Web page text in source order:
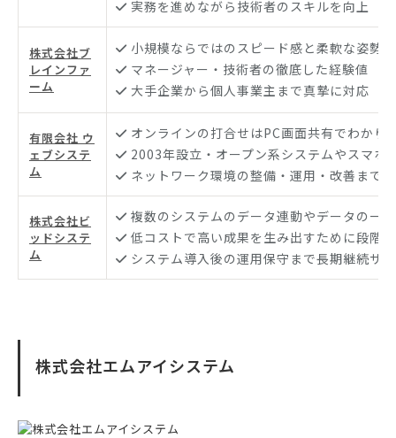
実務を進めながら技術者のスキルを向上
株式会社ブ
レインファ
ーム
小規模ならではのスピード感と柔軟な姿勢
マネージャー・技術者の徹底した経験値
大手企業から個人事業主まで真摯に対応
有限会社 ウ
ェブシステ
ム
オンラインの打合せはPC画面共有でわかり
2003年設立・オープン系システムやスマホ
ネットワーク環境の整備・運用・改善まで
株式会社ビ
ッドシステ
ム
複数のシステムのデータ連動やデータの一
低コストで高い成果を生み出すために段階
システム導入後の運用保守まで長期継続サ
株式会社エムアイシステム